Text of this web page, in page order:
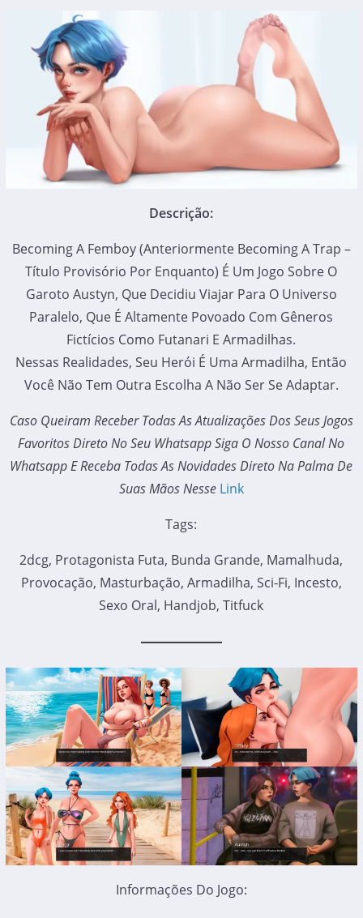
Descrição:
Becoming A Femboy (anteriormente Becoming A Trap –
Título Provisório Por Enquanto) É Um Jogo Sobre O
Garoto Austyn, Que Decidiu Viajar Para O Universo
Paralelo, Que É Altamente Povoado Com Gêneros
Fictícios Como Futanari E Armadilhas.
Nessas Realidades, Seu Herói É Uma Armadilha, Então
Você Não Tem Outra Escolha A Não Ser Se Adaptar.
Caso Queiram Receber Todas As Atualizações Dos Seus Jogos
Favoritos Direto No Seu Whatsapp Siga O Nosso Canal No
Whatsapp E Receba Todas As Novidades Direto Na Palma De
Suas Mãos Nesse Link
Tags:
2dcg, Protagonista Futa, Bunda Grande, Mamalhuda,
Provocação, Masturbação, Armadilha, Sci-Fi, Incesto,
Sexo Oral, Handjob, Titfuck
Informações Do Jogo: